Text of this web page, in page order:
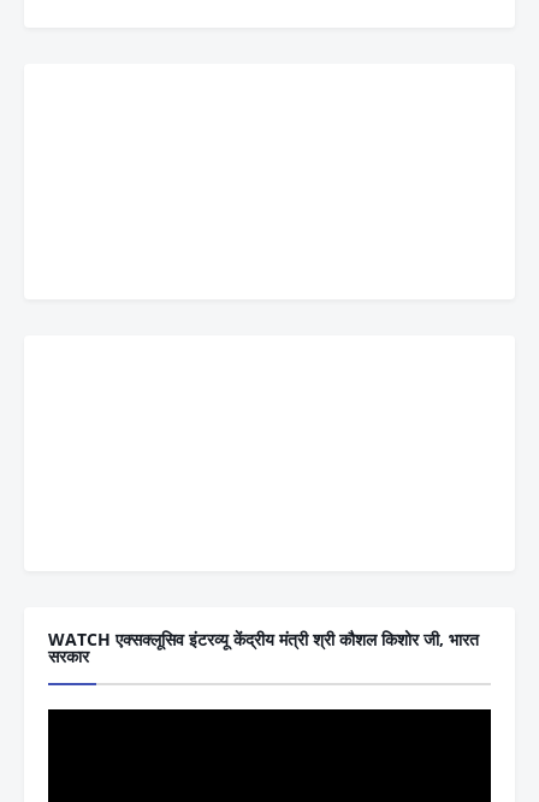
WATCH एक्सक्लूसिव इंटरव्यू केंद्रीय मंत्री श्री कौशल किशोर जी, भारत
सरकार